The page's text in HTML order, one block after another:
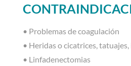
• Problemas de coagulación
• Heridas o cicatrices,
• Linfadenectomias